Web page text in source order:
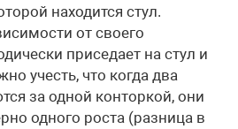
находится стул.
от своего
приседает на стул и
учесть, что когда два
за одной конторкой, они
одного роста (разница в